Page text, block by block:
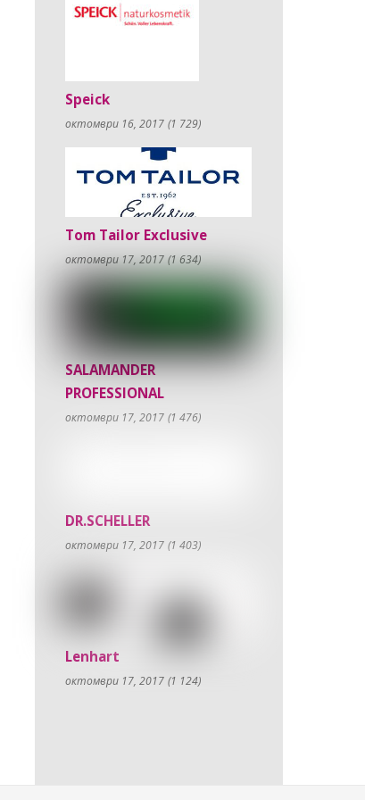
Speick
октомври 16, 2017 (1 729)
Tom Tailor Exclusive
октомври 17, 2017 (1 634)
SALAMANDER
PROFESSIONAL
октомври 17, 2017 (1 476)
DR.SCHELLER
октомври 17, 2017 (1 403)
Lenhart
октомври 17, 2017 (1 124)